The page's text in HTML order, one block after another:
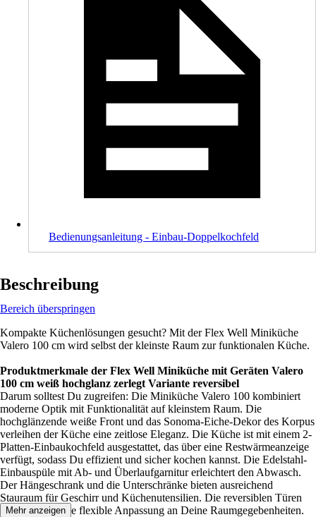
Bedienungsanleitung - Einbau-Doppelkochfeld
Beschreibung
Bereich überspringen
Kompakte Küchenlösungen gesucht? Mit der Flex Well Miniküche
Valero 100 cm wird selbst der kleinste Raum zur funktionalen Küche.
Produktmerkmale der Flex Well Miniküche mit Geräten Valero
100 cm weiß hochglanz zerlegt Variante reversibel
Darum solltest Du zugreifen: Die Miniküche Valero 100 kombiniert
moderne Optik mit Funktionalität auf kleinstem Raum. Die
hochglänzende weiße Front und das Sonoma-Eiche-Dekor des Korpus
verleihen der Küche eine zeitlose Eleganz. Die Küche ist mit einem 2-
Platten-Einbaukochfeld ausgestattet, das über eine Restwärmeanzeige
verfügt, sodass Du effizient und sicher kochen kannst. Die Edelstahl-
Einbauspüle mit Ab- und Überlaufgarnitur erleichtert den Abwasch.
Der Hängeschrank und die Unterschränke bieten ausreichend
Stauraum für Geschirr und Küchenutensilien. Die reversiblen Türen
ermöglichen eine flexible Anpassung an Deine Raumgegebenheiten.
Mehr anzeigen